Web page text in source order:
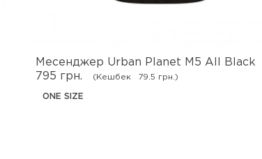
Месенджер Urban Planet M5 All Black
795 грн.
(Кешбек 79.5 грн.)
ONE SIZE